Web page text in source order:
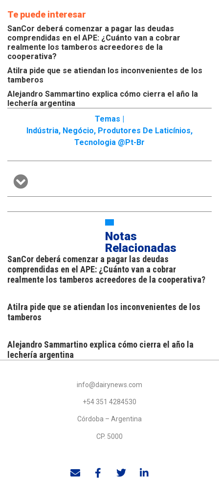
Te puede interesar
SanCor deberá comenzar a pagar las deudas
comprendidas en el APE: ¿Cuánto van a cobrar
realmente los tamberos acreedores de la
cooperativa?
Atilra pide que se atiendan los inconvenientes de los
tamberos
Alejandro Sammartino explica cómo cierra el año la
lechería argentina
Temas |
Indústria, Negócio, Produtores De Laticínios,
Tecnologia @pt-Br
Notas
Relacionadas
SanCor deberá comenzar a pagar las deudas
comprendidas en el APE: ¿Cuánto van a cobrar
realmente los tamberos acreedores de la cooperativa?
Atilra pide que se atiendan los inconvenientes de los
tamberos
Alejandro Sammartino explica cómo cierra el año la
lechería argentina
info@dairynews.com
+54 351 4284530
Córdoba – Argentina
CP. 5000